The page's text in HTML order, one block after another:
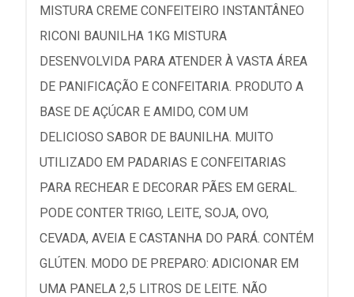
MISTURA CREME CONFEITEIRO INSTANTÂNEO
RICONI BAUNILHA 1KG MISTURA
DESENVOLVIDA PARA ATENDER À VASTA ÁREA
DE PANIFICAÇÃO E CONFEITARIA. PRODUTO A
BASE DE AÇÚCAR E AMIDO, COM UM
DELICIOSO SABOR DE BAUNILHA. MUITO
UTILIZADO EM PADARIAS E CONFEITARIAS
PARA RECHEAR E DECORAR PÃES EM GERAL.
PODE CONTER TRIGO, LEITE, SOJA, OVO,
CEVADA, AVEIA E CASTANHA DO PARÁ. CONTÉM
GLÚTEN. MODO DE PREPARO: ADICIONAR EM
UMA PANELA 2,5 LITROS DE LEITE. NÃO